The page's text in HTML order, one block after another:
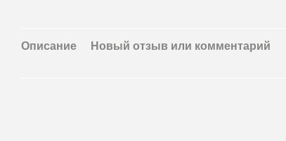
Описание Новый отзыв или комментарий